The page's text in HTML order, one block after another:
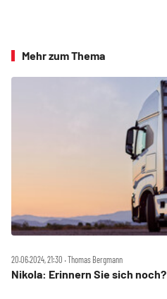
Mehr zum Thema
20.06.2024, 21:30 ‧ Thomas Bergmann
Nikola: Erinnern Sie sich noch?